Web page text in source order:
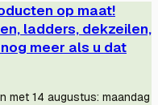
op maat!
ladders, dekzeilen,
meer als u dat
met 14 augustus: maandag